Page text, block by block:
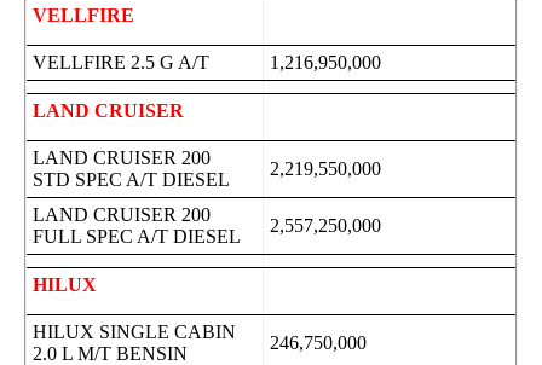
VELLFIRE
VELLFIRE 2.5 G A/T 1,216,950,000
LAND CRUISER
LAND CRUISER 200
STD SPEC A/T DIESEL
2,219,550,000
LAND CRUISER 200
FULL SPEC A/T DIESEL
2,557,250,000
HILUX
HILUX SINGLE CABIN
2.0 L M/T BENSIN
246,750,000